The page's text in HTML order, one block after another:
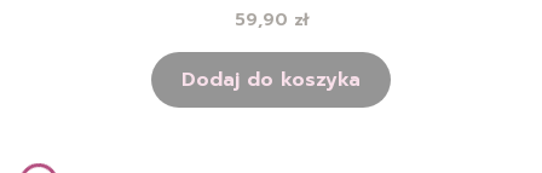
Cena
59,90 zł
Dodaj do koszyka